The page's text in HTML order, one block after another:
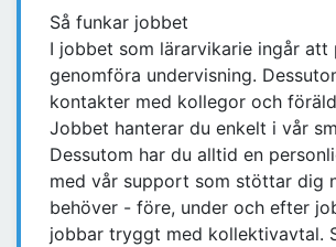
Så funkar jobbet
I jobbet som lärarvikarie ingår att
genomföra undervisning.
kontakter med kollegor och
Jobbet hanterar du enkelt i vår
Dessutom har du alltid en
med vår support som stöttar dig
behöver - före, under och efter
jobbar tryggt med kollektivavtal.